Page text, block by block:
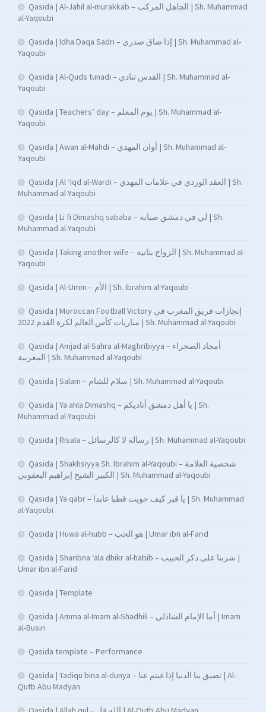
Qasida | Al-Jahil al-murakkab – الجاهل المركب | Sh. Muhammad
al-Yaqoubi
Qasida | Idha Daqa Sadri – إذا ضاق صدري | Sh. Muhammad al-
Yaqoubi
Qasida | Al-Quds tunadi – القدس تنادي | Sh. Muhammad al-
Yaqoubi
Qasida | Teachers’ day – يوم المعلم | Sh. Muhammad al-
Yaqoubi
Qasida | Awan al-Mahdi – أوان المهدي | Sh. Muhammad al-
Yaqoubi
Qasida | Al ‘Iqd al-Wardi – العقد الوردي في علامات المهدي | Sh.
Muhammad al-Yaqoubi
Qasida | Li fi Dimashq sababa – لي في دمشق صبابة | Sh.
Muhammad al-Yaqoubi
Qasida | Taking another wife – الزواج بثانية | Sh. Muhammad al-
Yaqoubi
Qasida | Al-Umm – الأم | Sh. Ibrahim al-Yaqoubi
Qasida | Moroccan Football Victory إنجازات فريق المغرب في
مباريات كأس العالم لكرة القدم 2022 | Sh. Muhammad al-Yaqoubi
Qasida | Amjad al-Sahra al-Maghribiyya – أمجاد الصحراء
المغربية | Sh. Muhammad al-Yaqoubi
Qasida | Salam – سلام للشام | Sh. Muhammad al-Yaqoubi
Qasida | Ya ahla Dimashq – يا أهل دمشق أناديكم | Sh.
Muhammad al-Yaqoubi
Qasida | Risala – رسالة لا كالرسائل | Sh. Muhammad al-Yaqoubi
Qasida | Shakhsiyya Sh. Ibrahim al-Yaqoubi – شخصية العلامة
الكبير الشيخ إبراهيم اليعقوبي | Sh. Muhammad al-Yaqoubi
Qasida | Ya qabr – يا قبر كيف حويت قطبا عابدا | Sh. Muhammad
al-Yaqoubi
Qasida | Huwa al-hubb – هو الحب | Umar ibn al-Farid
Qasida | Sharibna ‘ala dhikr al-habib – شربنا على ذكر الحبيب |
Umar ibn al-Farid
Qasida | Template
Qasida | Amma al-Imam al-Shadhili – أما الإمام الشاذلي | Imam
al-Busiri
Qasida template – Performance
Qasida | Tadiqu bina al-dunya – تضيق بنا الدنيا إذا غبتم عنا | Al-
Qutb Abu Madyan